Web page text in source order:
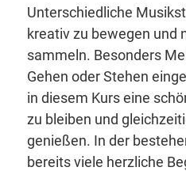
Unterschiedliche
kreativ zu bewegen und
sammeln. Besonders
Gehen oder Stehen
in diesem Kurs eine
zu bleiben und
genießen. In der
bereits viele herzliche